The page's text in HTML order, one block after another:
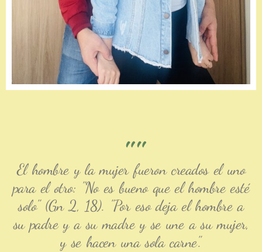
""
El hombre y la mujer fueron creados el uno
para el otro: "No es bueno que el hombre esté
solo" (Gn 2, 18). "Por eso deja el hombre a
su padre y a su madre y se une a su mujer,
y se hacen una sola carne".